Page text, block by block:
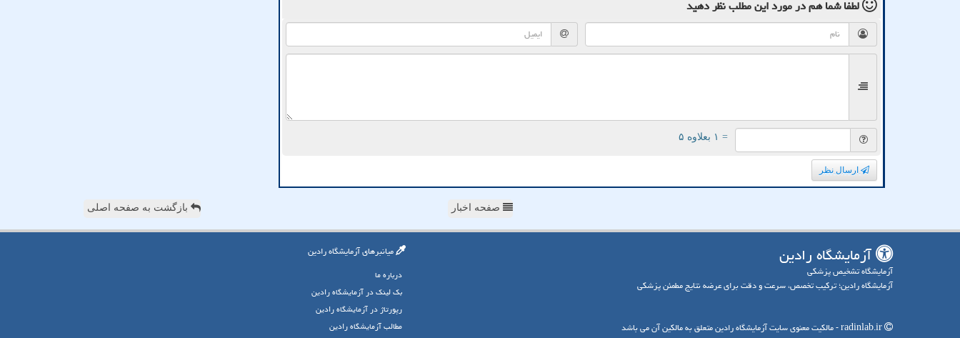
لطفا شما همدر مورد این مطلبنظر دهید
= ۱ بعلاوه ۵
ارسال نظر
صفحه اخبار بازگشت به صفحه اصلی
آزمایشگاه رادین
آزمایشگاه تشخیص پزشکی
آزمایشگاه رادین؛ ترکیب تخصص، سرعت و دقت برای عرضه نتایج مطمئن پزشکی
میانبرهای آزمایشگاه رادین
درباره ما
بک لینک در آزمایشگاه رادین
رپورتاژ در آزمایشگاه رادین
مطالب آزمایشگاه رادین